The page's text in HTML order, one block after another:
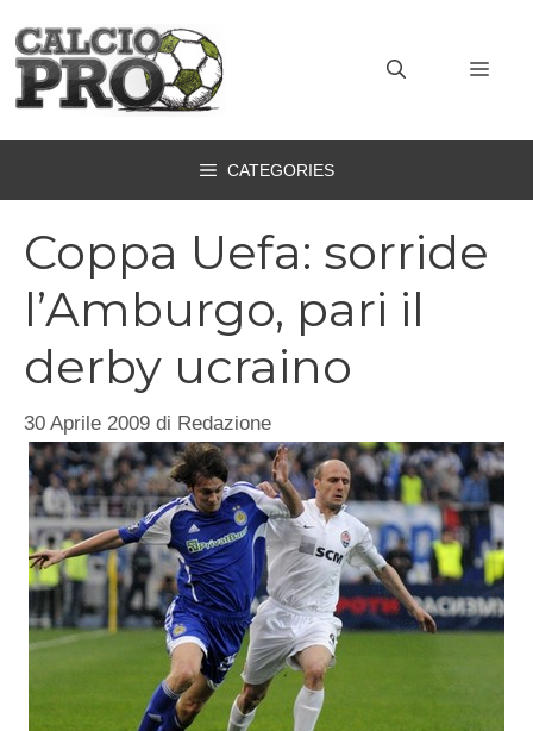
contenuto
CATEGORIES
Coppa Uefa: sorride
l’Amburgo, pari il
derby ucraino
30 Aprile 2009 di Redazione